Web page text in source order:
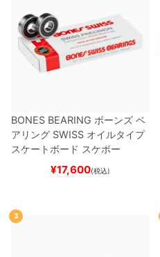
BONES BEARING ボーンズ ベ
アリング SWISS オイルタイプ
スケートボード スケボー
¥17,600(税込)
3